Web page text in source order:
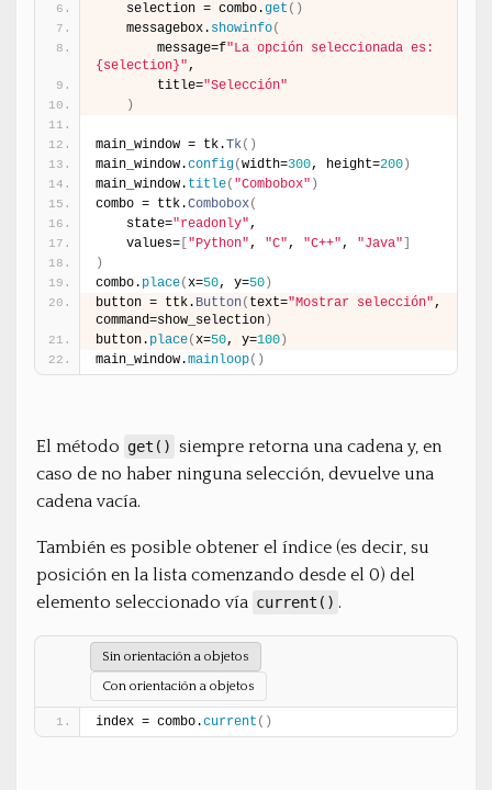
    selection = combo.
get ( )
    messagebox.
showinfo(
        message=f
"La opción seleccionada es:
{selection}",
        title=
"Selección"
)
main_window = tk.Tk( )
main_window.config(width=300, height=200 )
main_window. title( "Combobox" )
combo = ttk.Combobox(
    state=
"readonly",
    values=
"Python", "C", "C++", "Java"
)
combo. place(x=50, y=50 )
button = ttk. Button( text="Mostrar selección",
command=show_selection )
button. place(x=50, y=100 )
main_window.mainloop( )
El método get() siempre retorna una cadena y, en
caso de no haber ninguna selección, devuelve una
cadena vacía.
También es posible obtener el índice (es decir, su
posición en la lista comenzando desde el 0) del
elemento seleccionado vía current() .
Sin orientación a objetos
Con orientación a objetos
index = combo.current ( )